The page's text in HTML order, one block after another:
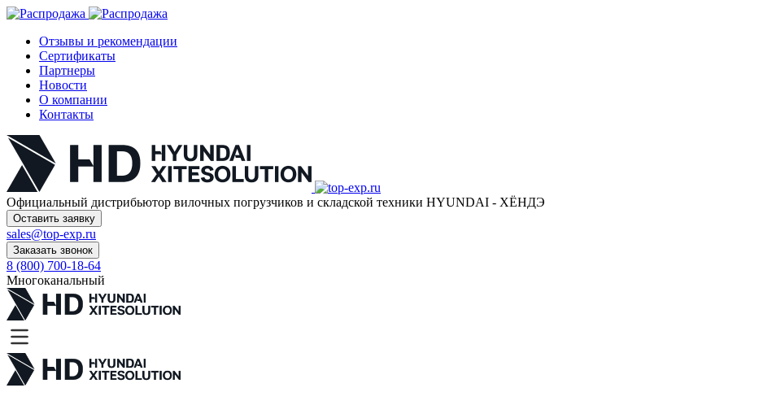
Отзывы и рекомендации
Сертификаты
Партнеры
Новости
О компании
Контакты
Официальный дистрибьютор вилочных погрузчиков и складской техники HYUNDAI - ХЁНДЭ
Оставить заявку
sales@top-exp.ru
Заказать звонок
8 (800) 700-18-64
Многоканальный